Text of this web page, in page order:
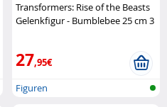
Transformers: Rise of the Beasts
Gelenkfigur - Bumblebee 25 cm 3
27,95€
Figuren